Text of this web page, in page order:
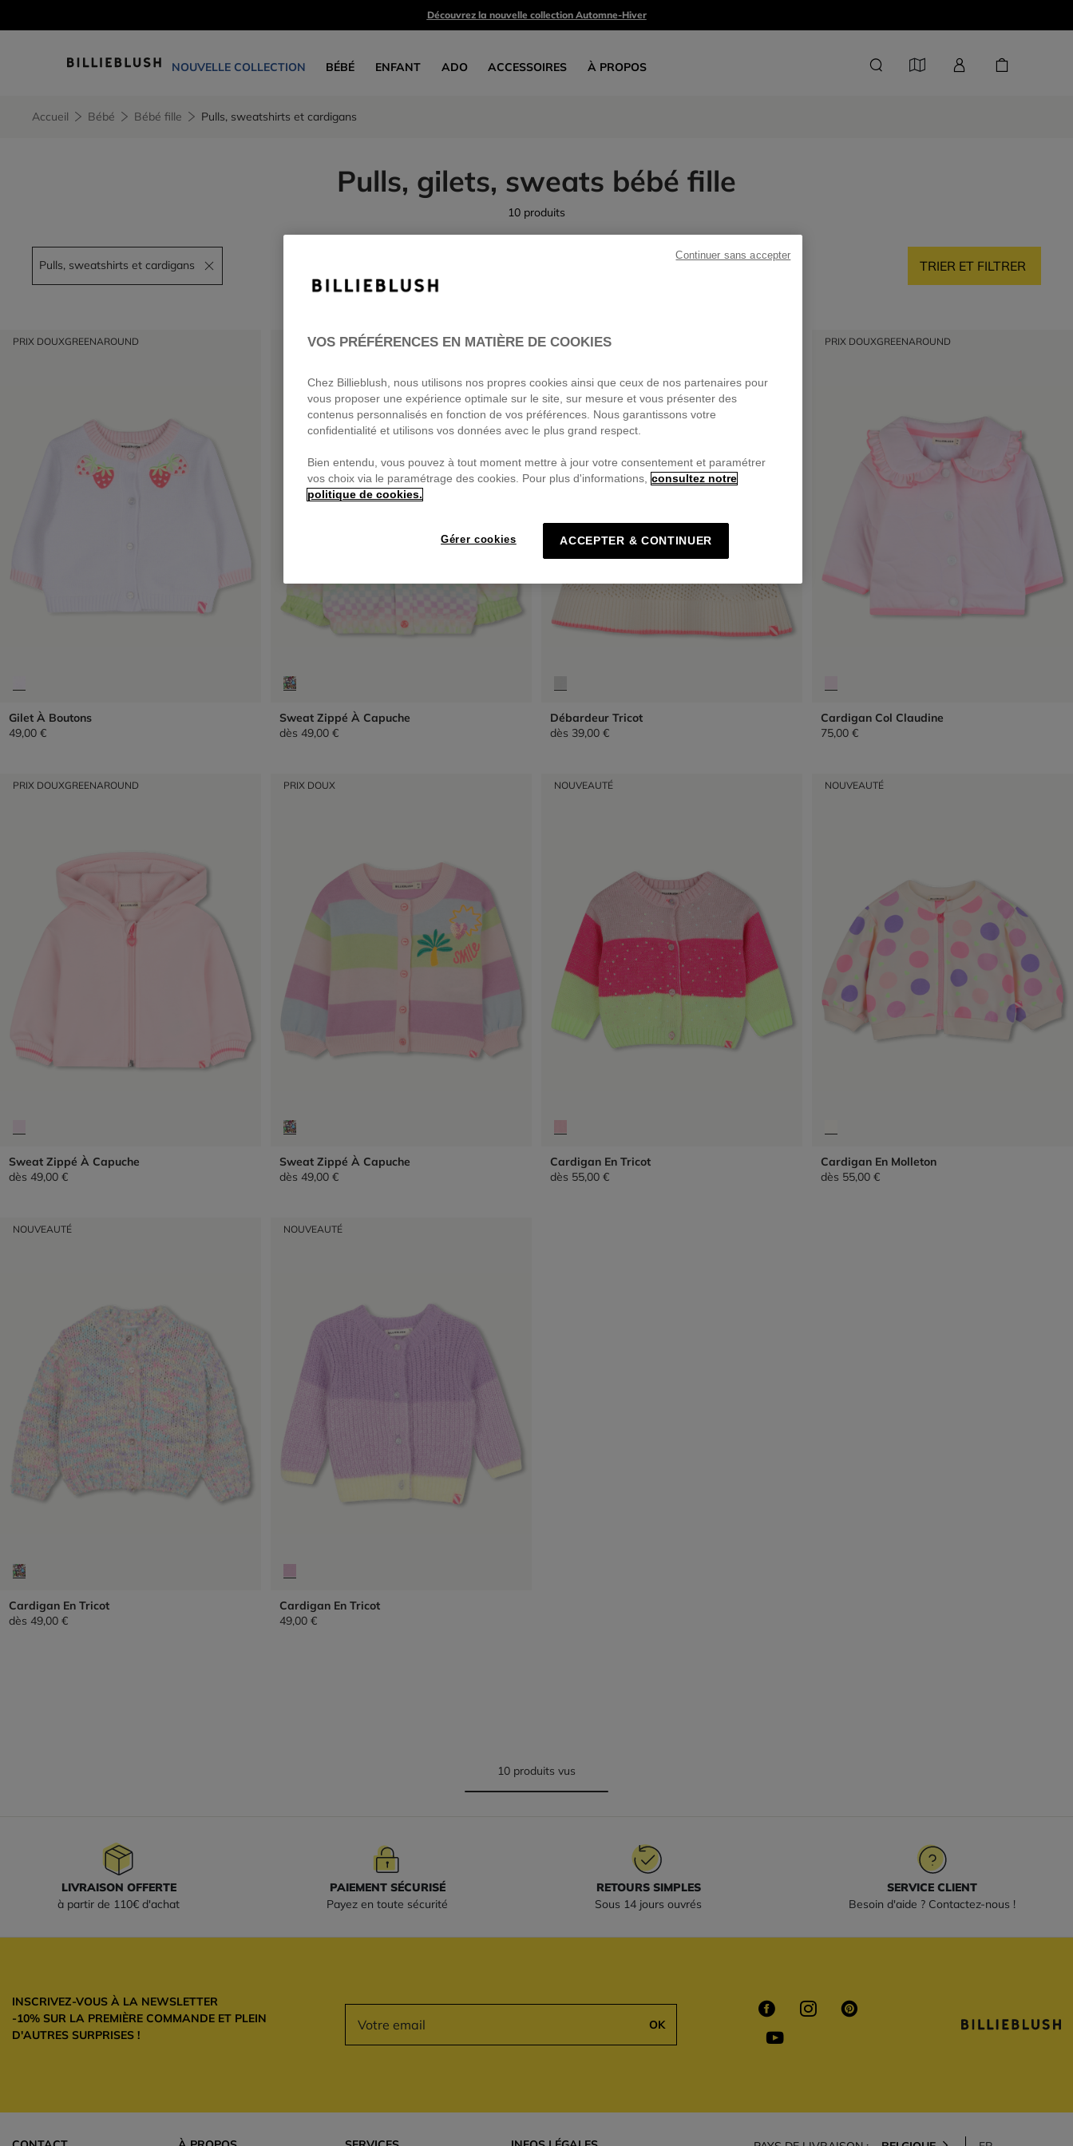
Découvrez la nouvelle collection Automne-Hiver
NOUVELLE COLLECTION BÉBÉ ENFANT ADO ACCESSOIRES À PROPOS
Accueil Bébé Bébé fille Pulls, sweatshirts et cardigans
Pulls, gilets, sweats bébé fille
10 produits
Pulls, sweatshirts et cardigans
Remove filter Pulls, sweatshirts et cardigans TRIER ET FILTRER
PRIX DOUXGREENAROUND
Gilet À Boutons
49,00 €
PRIX DOUX
Sweat Zippé À Capuche
dès 49,00 €
PRIX DOUX
Débardeur Tricot
dès 39,00 €
PRIX DOUXGREENAROUND
Cardigan Col Claudine
75,00 €
PRIX DOUXGREENAROUND
Sweat Zippé À Capuche
dès 49,00 €
PRIX DOUX
Sweat Zippé À Capuche
dès 49,00 €
NOUVEAUTÉ
Cardigan En Tricot
dès 55,00 €
NOUVEAUTÉ
Cardigan En Molleton
dès 55,00 €
NOUVEAUTÉ
Cardigan En Tricot
dès 49,00 €
NOUVEAUTÉ
Cardigan En Tricot
49,00 €
10 produits vus
LIVRAISON OFFERTE
à partir de 110€ d'achat
PAIEMENT SÉCURISÉ
Payez en toute sécurité
RETOURS SIMPLES
Sous 14 jours ouvrés
SERVICE CLIENT
Besoin d'aide ? Contactez-nous !
INSCRIVEZ-VOUS À LA NEWSLETTER
-10% SUR LA PREMIÈRE COMMANDE ET PLEIN
D'AUTRES SURPRISES !
OK
VOS PRÉFÉRENCES EN MATIÈRE DE COOKIES
Chez Billieblush, nous utilisons nos propres cookies ainsi que ceux de nos partenaires pour
vous proposer une expérience optimale sur le site, sur mesure et vous présenter des
contenus personnalisés en fonction de vos préférences. Nous garantissons votre
confidentialité et utilisons vos données avec le plus grand respect.
Bien entendu, vous pouvez à tout moment mettre à jour votre consentement et paramétrer
vos choix via le paramétrage des cookies. Pour plus d'informations, consultez notre
politique de cookies.
Gérer cookies ACCEPTER & CONTINUER
Continuer sans accepter